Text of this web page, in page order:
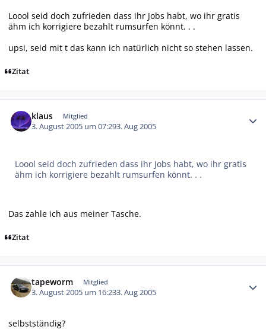
Loool seid doch zufrieden dass ihr Jobs habt, wo ihr gratis
ähm ich korrigiere bezahlt rumsurfen könnt. . .
upsi, seid mit t das kann ich natürlich nicht so stehen lassen.
Zitat
klaus Mitglied
3. August 2005 um 07:293. Aug 2005
Loool seid doch zufrieden dass ihr Jobs habt, wo ihr gratis
ähm ich korrigiere bezahlt rumsurfen könnt. . .
Das zahle ich aus meiner Tasche.
Zitat
tapeworm Mitglied
3. August 2005 um 16:233. Aug 2005
selbstständig?